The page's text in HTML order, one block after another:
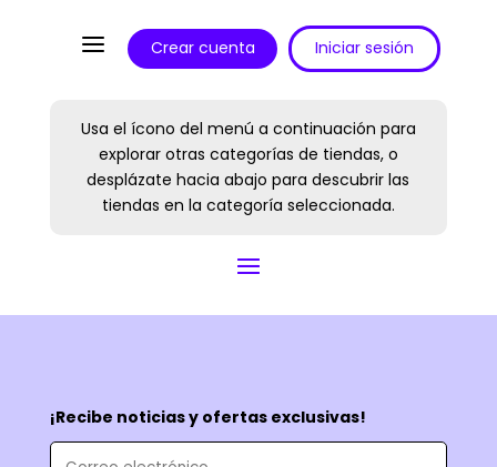
a Crear cuenta Iniciar sesión
Usa el ícono del menú a continuación para
explorar otras categorías de tiendas, o
desplázate hacia abajo para descubrir las
tiendas en la categoría seleccionada.
¡Recibe noticias y ofertas exclusivas!